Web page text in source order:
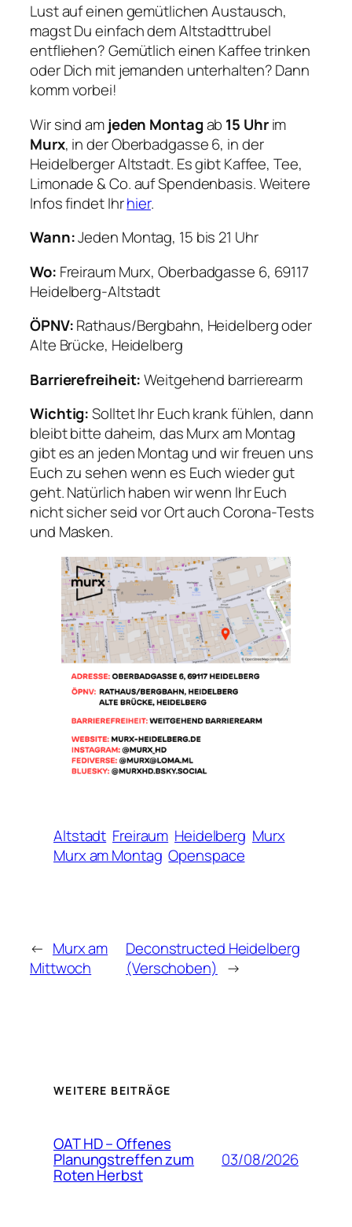
Lust auf einen gemütlichen Austausch,
magst Du einfach dem Altstadttrubel
entfliehen? Gemütlich einen Kaffee trinken
oder Dich mit jemanden unterhalten? Dann
komm vorbei!
Wir sind amjeden Montagab 15 Uhrim
Murx, in der Oberbadgasse 6, in der
Heidelberger Altstadt. Es gibt Kaffee, Tee,
Limonade & Co. auf Spendenbasis. Weitere
Infos findet Ihrhier.
Wann:Jeden Montag, 15 bis 21 Uhr
Wo: Freiraum Murx, Oberbadgasse 6, 69117
Heidelberg-Altstadt
ÖPNV:Rathaus/Bergbahn, Heidelberg oder
Alte Brücke, Heidelberg
Barrierefreiheit:Weitgehend barrierearm
Wichtig:Solltet Ihr Euch krank fühlen, dann
bleibt bitte daheim, das Murx am Montag
gibt es an jeden Montag und wir freuen uns
Euch zu sehen wenn es Euch wieder gut
geht. Natürlich haben wir wenn Ihr Euch
nicht sicher seid vor Ort auch Corona-Tests
und Masken.
Altstadt Freiraum Heidelberg Murx
Murx am Montag Openspace
← Murx am
Mittwoch
Deconstructed Heidelberg
(Verschoben) →
WEITERE BEITRÄGE
OAT HD – Offenes
Planungstreffen zum
Roten Herbst
03/08/2026